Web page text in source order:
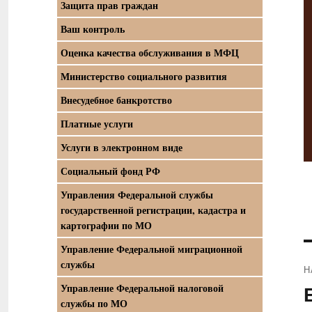
Защита прав граждан
Ваш контроль
Оценка качества обслуживания в МФЦ
Министерство социального развития
Внесудебное банкротство
Платные услуги
Услуги в электронном виде
Социальный фонд РФ
Управления Федеральной службы
государственной регистрации, кадастра и
картографии по МО
Управление Федеральной миграционной
службы
Управление Федеральной налоговой
службы по МО